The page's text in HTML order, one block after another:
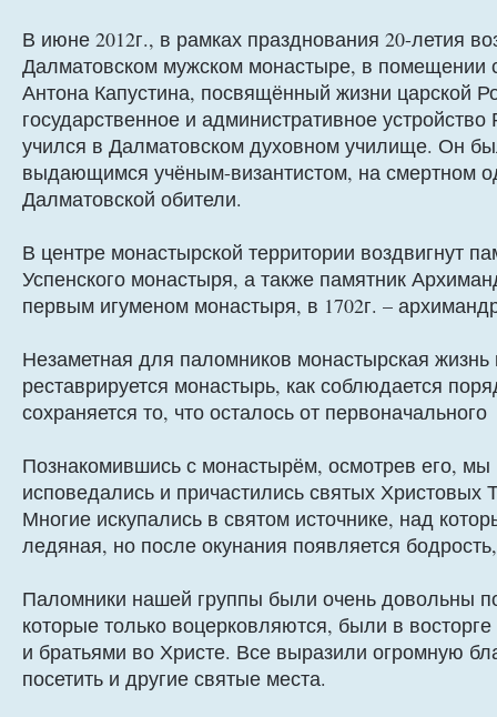
В июне 2012г., в рамках празднования 20-летия
Далматовском мужском монастыре, в помещении
Антона Капустина, посвящённый жизни царской
государственное и административное
учился в Далматовском духовном училище. Он
выдающимся учёным-византистом, на смертном
Далматовской обители.
В центре монастырской территории воздвигнут
Успенского монастыря, а также памятник
первым игуменом монастыря, в 1702г. –
Незаметная для паломников монастырская жизнь
реставрируется монастырь, как соблюдается
сохраняется то, что осталось от
Познакомившись с монастырём, осмотрев его,
исповедались и причастились святых
Многие искупались в святом источнике, над
ледяная, но после окунания появляется
Паломники нашей группы были очень довольны
которые только воцерковляются, были в
и братьями во Христе. Все выразили огромную
посетить и другие святые места.